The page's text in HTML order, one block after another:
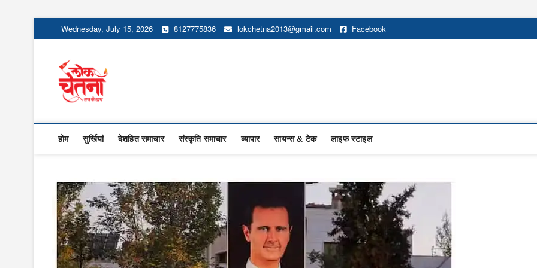
to
Wednesday, July 15, 2026 8127775836 lokchetna2013@gmail.com Facebook
होम सुर्खियां देशहित समाचार संस्कृति समाचार व्यापार सायन्स & टेक लाइफ स्टाइल